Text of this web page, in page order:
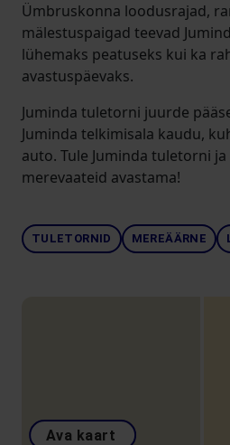
Ümbruskonna loodusrajad,
mälestuspaigad teevad
lühemaks peatuseks kui ka
avastuspäevaks.
Juminda tuletorni juurde
Juminda telkimisala kaudu,
auto. Tule Juminda tuletorni
merevaateid avastama!
TULETORNID MEREÄÄRNE
Ava kaart